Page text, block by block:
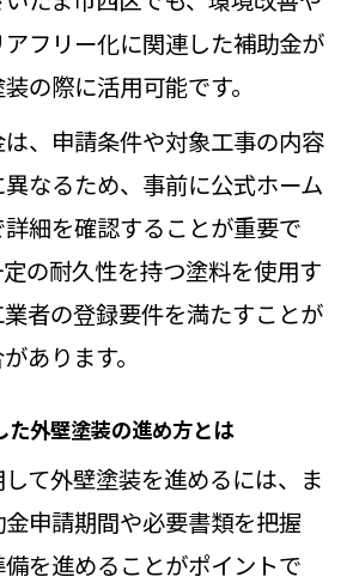
フリー化に関連した補助金が
の際に活用可能です。
、申請条件や対象工事の内容
なるため、事前に公式ホーム
細を確認することが重要で
の耐久性を持つ塗料を使用す
者の登録要件を満たすことが
あります。
た外壁塗装の進め方とは
て外壁塗装を進めるには、ま
申請期間や必要書類を把握
を進めることがポイントで